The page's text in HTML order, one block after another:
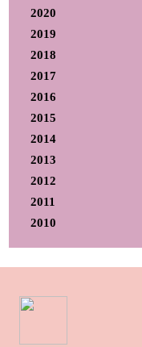
2020
2019
2018
2017
2016
2015
2014
2013
2012
2011
2010